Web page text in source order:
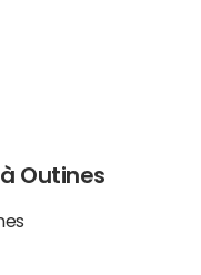
Outines